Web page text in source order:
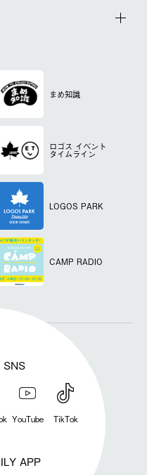
まめ知識
ロゴス イベント
タイムライン
LOGOS PARK
CAMP RADIO
SNS
YouTube TikTok
APP